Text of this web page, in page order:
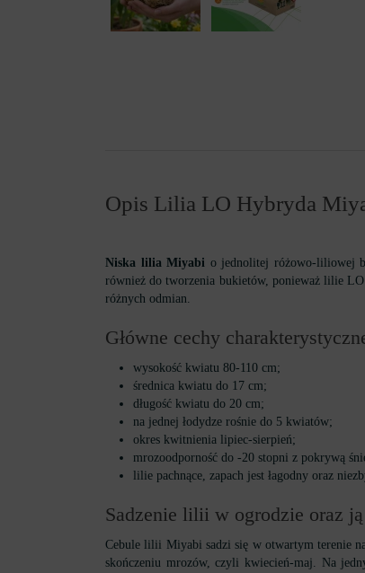
Opis Lilia LO Hybryda
Niska lilia Miyabi o jednolitej różowo-liliowej
również do tworzenia bukietów, ponieważ lilie
różnych odmian.
Główne cechy
wysokość kwiatu 80-110 cm;
średnica kwiatu do 17 cm;
długość kwiatu do 20 cm;
na jednej łodydze rośnie do 5 kwiatów;
okres kwitnienia lipiec-sierpień;
mrozoodporność do -20 stopni z pokrywą
lilie pachnące, zapach jest łagodny oraz
Sadzenie lilii w ogrodzie oraz
Cebule lilii Miyabi sadzi się w otwartym terenie
skończeniu mrozów, czyli kwiecień-maj. Na